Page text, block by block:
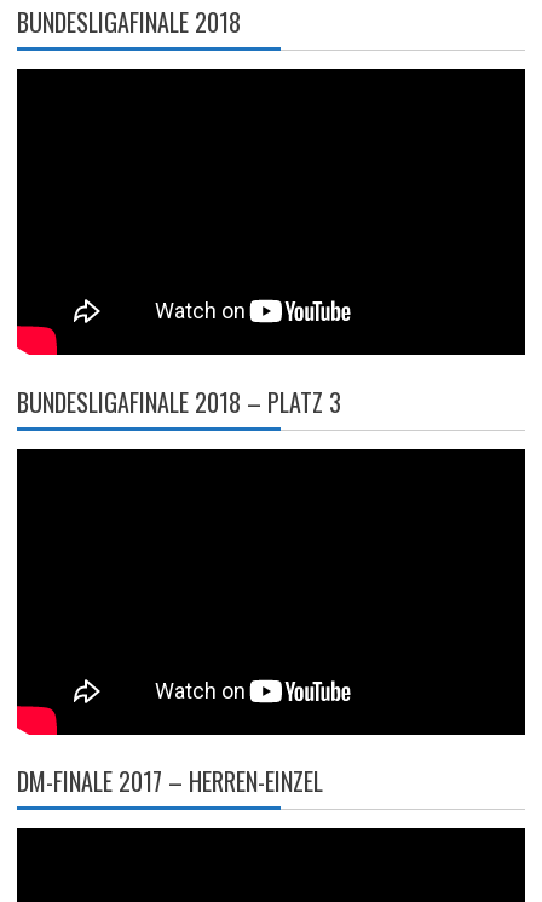
BUNDESLIGAFINALE 2018
BUNDESLIGAFINALE 2018 – PLATZ 3
DM-FINALE 2017 – HERREN-EINZEL